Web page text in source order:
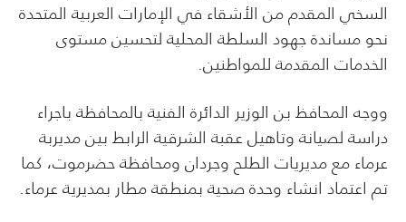
السخي المقدم من الأشقاء في الإمارات العربية المتحدة
نحو مساندة جهود السلطة المحلية لتحسين مستوى
الخدمات المقدمة للمواطنين.
ووجه المحافظ بن الوزير الدائرة الفنية بالمحافظة باجراء
دراسة لصيانة وتاهيل عقبة الشرقية الرابط بين مديربة
عرماء مع مديريات الطلح وجردان ومحافظة حضرموت، كما
تم اعتماد انشاء وحدة صحية بمنطقة مطار بمديرية عرماء.